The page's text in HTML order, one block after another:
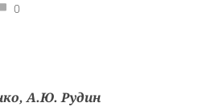
0
А.Ю. Рудин